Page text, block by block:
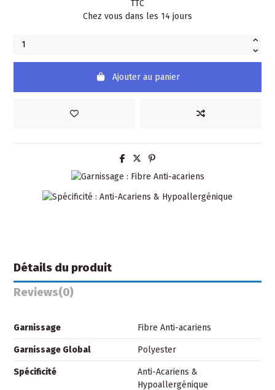
TTC
Chez vous dans les 14 jours
Ajouter au panier
Détails du produit
Reviews(0)
Garnissage Fibre Anti-acariens
Garnissage Global Polyester
Spécificité
Anti-Acariens &
Hypoallergénique